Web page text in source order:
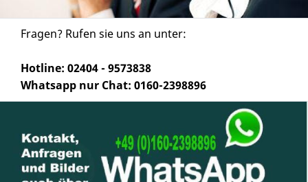
Fragen? Rufen sie uns an unter:
Hotline: 02404 - 9573838
Whatsapp nur Chat: 0160-2398896